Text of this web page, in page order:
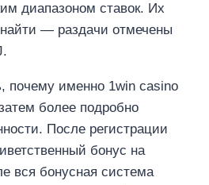
диапазоном ставок. Их
найти — раздачи отмечены
почему именно 1win casino
более подробно
После регистрации
бонус на
вся бонусная система